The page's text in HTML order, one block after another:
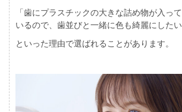
「歯にプラスチックの大きな詰め物が入っ
いるので、歯並びと一緒に色も綺麗にしたい
といった理由で選ばれることがあります。